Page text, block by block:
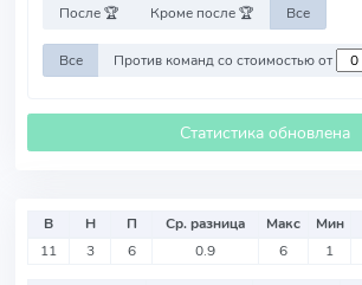
После 🏆 Кроме после 🏆 Все
Все Против команд со стоимостью от
Статистика обновлена
В Н П Ср. разница Макс Мин
11
3 6 0.9 6 1